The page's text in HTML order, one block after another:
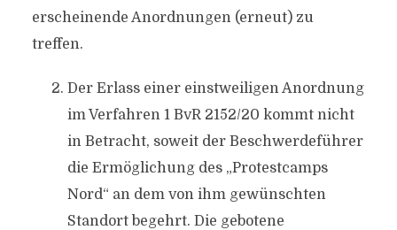
erscheinende Anordnungen (erneut) zu
treffen.
Der Erlass einer einstweiligen Anordnung
im Verfahren 1 BvR 2152/20 kommt nicht
in Betracht, soweit der Beschwerdeführer
die Ermöglichung des „Protestcamps
Nord“ an dem von ihm gewünschten
Standort begehrt. Die gebotene